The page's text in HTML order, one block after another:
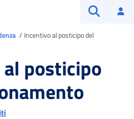
Incentivo al posticipo del
posticipo